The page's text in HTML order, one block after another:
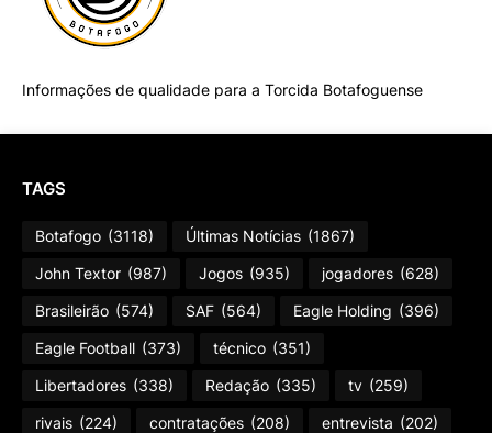
Informações de qualidade para a Torcida Botafoguense
TAGS
Botafogo (3118) Últimas Notícias (1867)
John Textor (987) Jogos (935) jogadores (628)
Brasileirão (574) SAF (564) Eagle Holding (396)
Eagle Football (373) técnico (351)
Libertadores (338) Redação (335) tv (259)
rivais (224) contratações (208) entrevista (202)